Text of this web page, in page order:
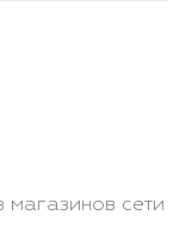
магазинов сети